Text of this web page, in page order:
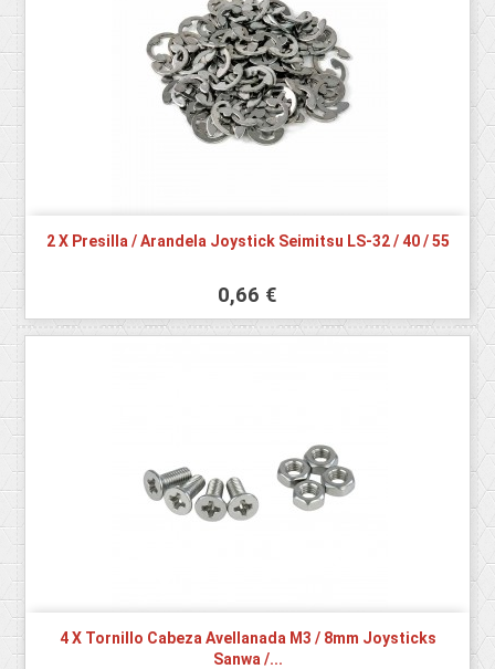
2 X Presilla / Arandela Joystick Seimitsu LS-32 / 40 / 55
0,66 €
4 X Tornillo Cabeza Avellanada M3 / 8mm Joysticks
Sanwa /...